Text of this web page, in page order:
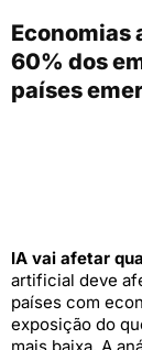
Economias
60% dos
países
IA vai afetar
artificial deve
países com
exposição do